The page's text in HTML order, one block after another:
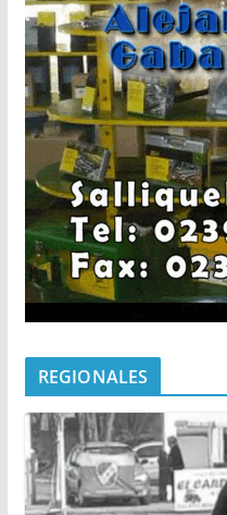
REGIONALES